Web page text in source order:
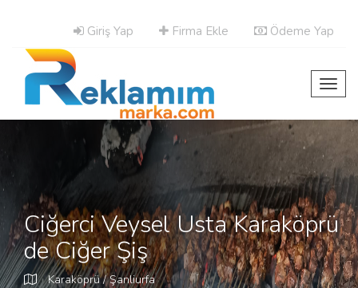
Giriş Yap Firma Ekle Ödeme Yap
Ciğerci Veysel Usta Karaköprü
de Ciğer Şiş
Karaköprü / Şanliurfa